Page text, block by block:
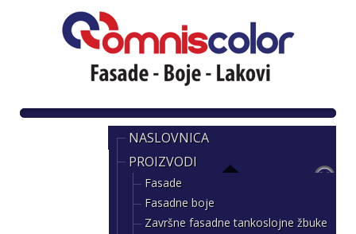
NASLOVNICA
PROIZVODI
Fasade
Fasadne boje
Završne fasadne tankoslojne žbuke